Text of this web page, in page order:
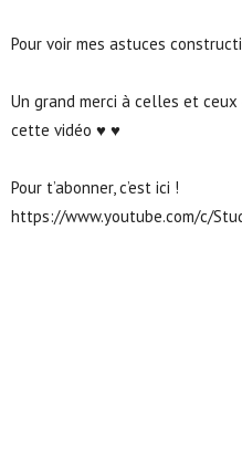
Pour voir mes astuces
Un grand merci à celles et
cette vidéo ♥ ♥
Pour t’abonner, c’est ici !
https://www.youtube.com/c/